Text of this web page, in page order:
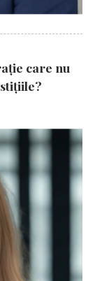
care nu